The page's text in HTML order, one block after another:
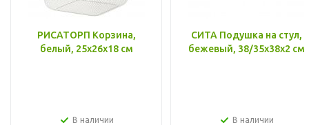
РИСАТОРП Корзина,
белый, 25x26x18 см
В наличии
СИТА Подушка на стул,
бежевый, 38/35x38x2 см
В наличии